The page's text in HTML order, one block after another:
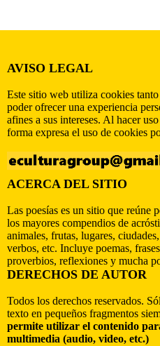
AVISO LEGAL
Este sitio web utiliza cookies
poder ofrecer una experiencia
afines a sus intereses. Al hacer
forma expresa el uso de cookies
ACERCA DEL SITIO
Las poesías es un sitio que reúne
los mayores compendios de
animales, frutas, lugares,
verbos, etc. Incluye poemas,
proverbios, reflexiones y mucha
DERECHOS DE AUTOR
Todos los derechos reservados.
texto en pequeños fragmentos
permite utilizar el contenido
multimedia (audio, video, etc.)